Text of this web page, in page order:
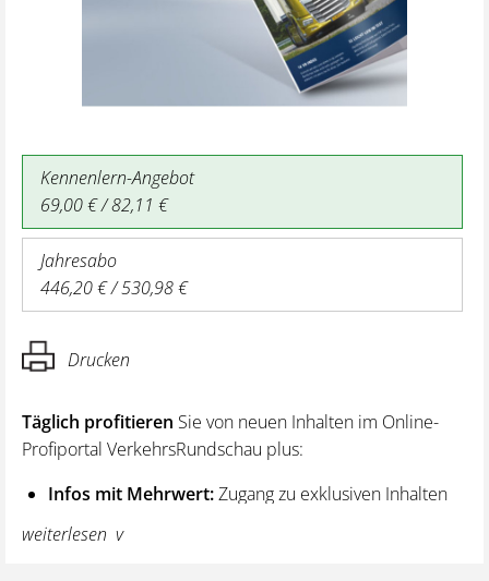
Kennenlern-Angebot
69,00 € / 82,11 €
Jahresabo
446,20 € / 530,98 €
Drucken
Täglich profitieren Sie von neuen Inhalten im Online-
Profiportal VerkehrsRundschau plus:
Infos mit Mehrwert:Zugang zu exklusiven Inhalten
und Hintergrundwissen – von aktuellen Regelungen
wie z. B. bei den Lenk- und Ruhezeiten,
weiterlesen